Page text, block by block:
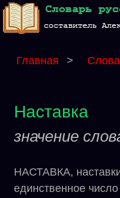
Главная >
Наставка
значение
НАСТАВКА,
единственное